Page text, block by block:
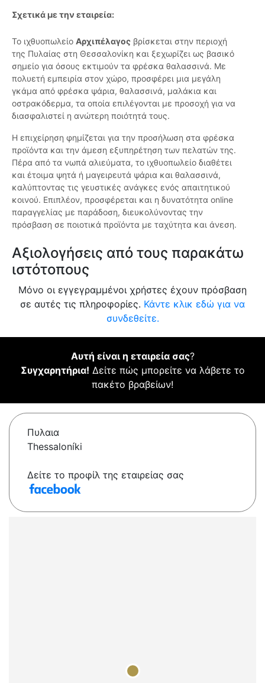
Σχετικά με την εταιρεία:
Το ιχθυοπωλείο Αρχιπέλαγος βρίσκεται στην περιοχή
της Πυλαίας στη Θεσσαλονίκη και ξεχωρίζει ως βασικό
σημείο για όσους εκτιμούν τα φρέσκα θαλασσινά. Με
πολυετή εμπειρία στον χώρο, προσφέρει μια μεγάλη
γκάμα από φρέσκα ψάρια, θαλασσινά, μαλάκια και
οστρακόδερμα, τα οποία επιλέγονται με προσοχή για να
διασφαλιστεί η ανώτερη ποιότητά τους.
Η επιχείρηση φημίζεται για την προσήλωση στα φρέσκα
προϊόντα και την άμεση εξυπηρέτηση των πελατών της.
Πέρα από τα νωπά αλιεύματα, το ιχθυοπωλείο διαθέτει
και έτοιμα ψητά ή μαγειρευτά ψάρια και θαλασσινά,
καλύπτοντας τις γευστικές ανάγκες ενός απαιτητικού
κοινού. Επιπλέον, προσφέρεται και η δυνατότητα online
παραγγελίας με παράδοση, διευκολύνοντας την
πρόσβαση σε ποιοτικά προϊόντα με ταχύτητα και άνεση.
Αξιολογήσεις από τους παρακάτω
ιστότοπους
Μόνο οι εγγεγραμμένοι χρήστες έχουν πρόσβαση
σε αυτές τις πληροφορίες. Κάντε κλικ εδώ για να
συνδεθείτε.
Αυτή είναι η εταιρεία σας?
Συγχαρητήρια! Δείτε πώς μπορείτε να λάβετε το
πακέτο βραβείων!
Πυλαια
Thessaloníki
Δείτε το προφίλ της εταιρείας σας